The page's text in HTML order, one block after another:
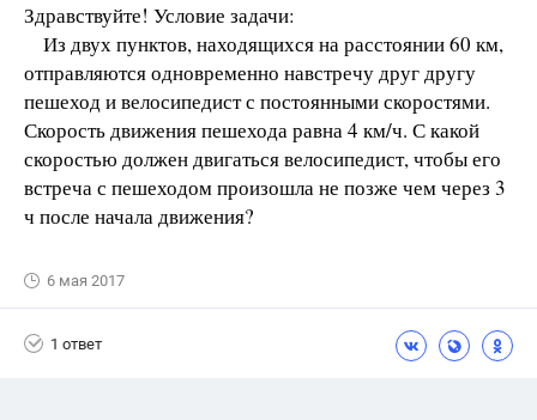
Здравствуйте! Условие задачи:
Из двух пунктов, находящихся на расстоянии 60 км,
отправляются одновременно навстречу друг другу
пешеход и велосипедист с постоянными скоростями.
Скорость движения пешехода равна 4 км/ч. С какой
скоростью должен двигаться велосипедист, чтобы его
встреча с пешеходом произошла не позже чем через 3
ч после начала движения?
6 мая 2017
1 ответ